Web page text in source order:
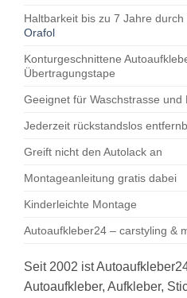
Haltbarkeit bis zu 7 Jahre
Orafol
Konturgeschnittene
Übertragungstape
Geeignet für Waschstrasse und
Jederzeit rückstandslos
Greift nicht den Autolack an
Montageanleitung gratis dabei
Kinderleichte Montage
Autoaufkleber24 – carstyling &
Seit 2002 ist
Autoaufkleber, Aufkleber,